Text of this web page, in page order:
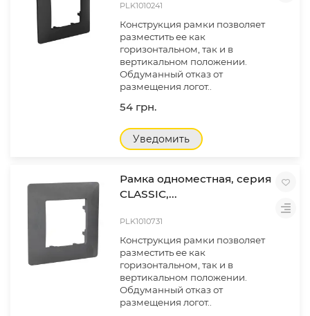
PLK1010241
Конструкция рамки позволяет
разместить ее как
горизонтальном, так и в
вертикальном положении.
Обдуманный отказ от
размещения логот..
54 грн.
Уведомить
Рамка одноместная, серия
CLASSIC,...
PLK1010731
Конструкция рамки позволяет
разместить ее как
горизонтальном, так и в
вертикальном положении.
Обдуманный отказ от
размещения логот..